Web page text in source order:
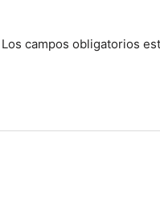
Los campos obligatorios